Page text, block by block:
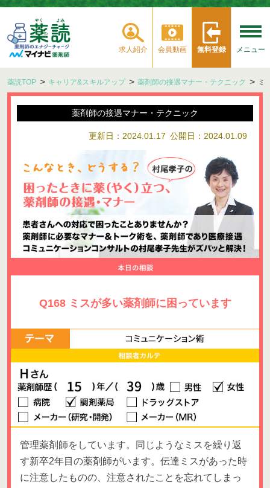
求人紹介 会員動画 無料登録 メニュー
薬読TOP キャリア&スキルアップ 薬剤師の接遇マナー・テクニック ミ
薬剤師の接遇マナー・テクニック
更新日：2024.01.17 公開日：2024.01.09
Q168 ミスが多い薬剤師に困っています
管理薬剤師をしています。同じようなミスを繰り返
す新卒2年目の薬剤師がいます。伝達ミスがあった時
に注意したものの、注意されたことを忘れてしまっ